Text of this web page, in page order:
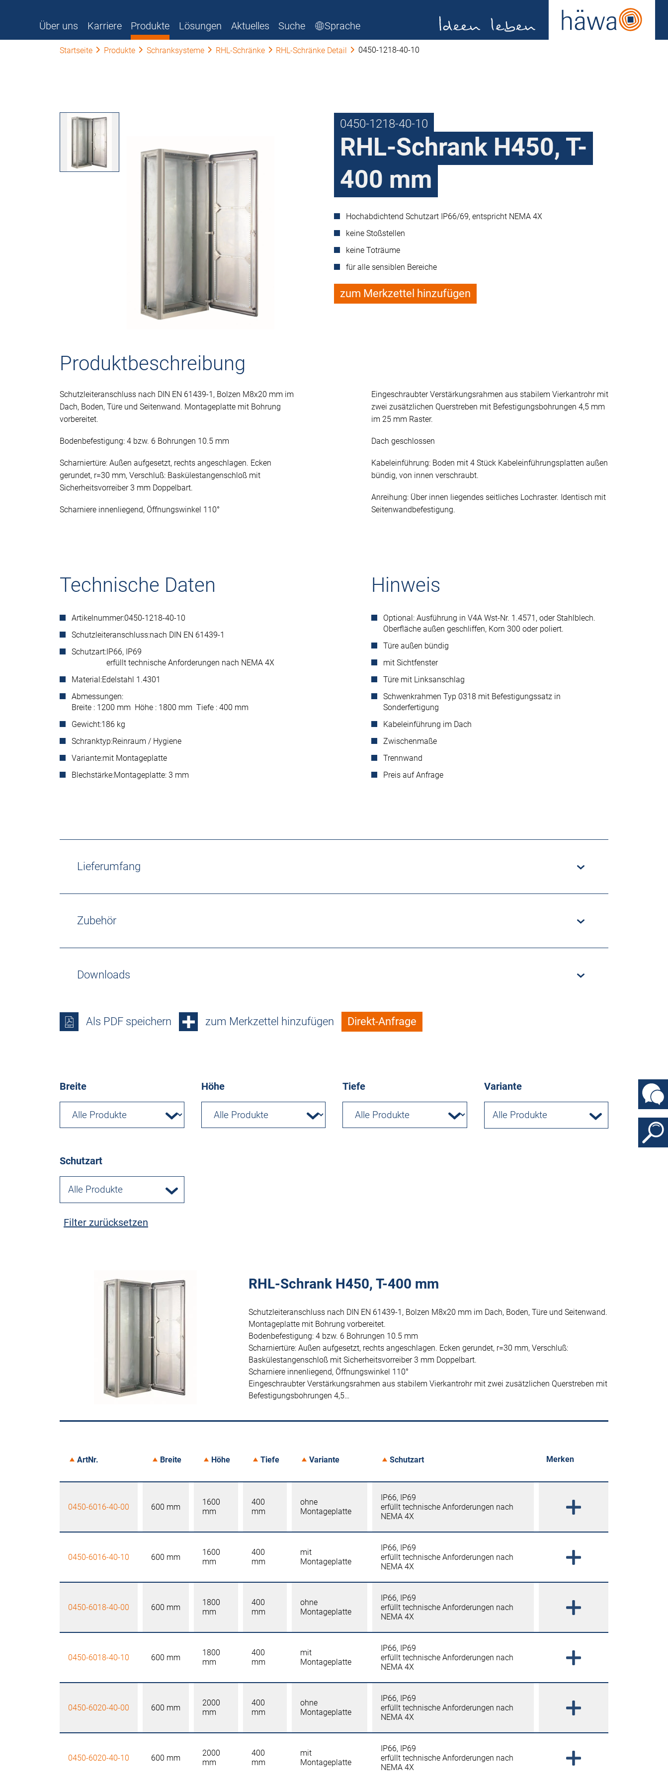
Über uns Karriere Produkte Lösungen Aktuelles Suche Sprache
Startseite Produkte Schranksysteme RHL-Schränke RHL-Schränke Detail 0450-1218-40-10
0450-1218-40-10
RHL-Schrank H450, T-
400 mm
Hochabdichtend Schutzart IP66/69, entspricht NEMA 4X
keine Stoßstellen
keine Toträume
für alle sensiblen Bereiche
zum Merkzettel hinzufügen
Produktbeschreibung
Schutzleiteranschluss nach DIN EN 61439-1, Bolzen M8x20 mm im
Dach, Boden, Türe und Seitenwand. Montageplatte mit Bohrung
vorbereitet.
Bodenbefestigung: 4 bzw. 6 Bohrungen 10.5 mm
Scharniertüre: Außen aufgesetzt, rechts angeschlagen. Ecken
gerundet, r=30 mm, Verschluß: Baskülestangenschloß mit
Sicherheitsvorreiber 3 mm Doppelbart.
Scharniere innenliegend, Öffnungswinkel 110°
Eingeschraubter Verstärkungsrahmen aus stabilem Vierkantrohr mit
zwei zusätzlichen Querstreben mit Befestigungsbohrungen 4,5 mm
im 25 mm Raster.
Dach geschlossen
Kabeleinführung: Boden mit 4 Stück Kabeleinführungsplatten außen
bündig, von innen verschraubt.
Anreihung: Über innen liegendes seitliches Lochraster. Identisch mit
Seitenwandbefestigung.
Technische Daten
Artikelnummer:0450-1218-40-10
Schutzleiteranschluss:nach DIN EN 61439-1
Schutzart:IP66, IP69
erfüllt technische Anforderungen nach NEMA 4X
Material:Edelstahl 1.4301
Abmessungen:
Breite : 1200 mm Höhe : 1800 mm Tiefe : 400 mm
Gewicht:186 kg
Schranktyp:Reinraum / Hygiene
Variante:mit Montageplatte
Blechstärke:Montageplatte: 3 mm
Hinweis
Optional: Ausführung in V4A Wst-Nr. 1.4571, oder Stahlblech.
Oberfläche außen geschliffen, Korn 300 oder poliert.
Türe außen bündig
mit Sichtfenster
Türe mit Linksanschlag
Schwenkrahmen Typ 0318 mit Befestigungssatz in
Sonderfertigung
Kabeleinführung im Dach
Zwischenmaße
Trennwand
Preis auf Anfrage
Lieferumfang
Zubehör
Downloads
Als PDF speichern zum Merkzettel hinzufügen Direkt-Anfrage
Breite Höhe Tiefe Variante
Alle Produkte
Schutzart
Alle Produkte
Filter zurücksetzen
RHL-Schrank H450, T-400 mm
Schutzleiteranschluss nach DIN EN 61439-1, Bolzen M8x20 mm im Dach, Boden, Türe und Seitenwand.
Montageplatte mit Bohrung vorbereitet.
Bodenbefestigung: 4 bzw. 6 Bohrungen 10.5 mm
Scharniertüre: Außen aufgesetzt, rechts angeschlagen. Ecken gerundet, r=30 mm, Verschluß:
Baskülestangenschloß mit Sicherheitsvorreiber 3 mm Doppelbart.
Scharniere innenliegend, Öffnungswinkel 110°
Eingeschraubter Verstärkungsrahmen aus stabilem Vierkantrohr mit zwei zusätzlichen Querstreben mit
Befestigungsbohrungen 4,5…
ArtNr. Breite Höhe Tiefe Variante Schutzart Merken
0450-6016-40-00 600 mm
1600
mm
400
mm
ohne
Montageplatte
IP66, IP69
erfüllt technische Anforderungen nach
NEMA 4X
0450-6016-40-10 600 mm
1600
mm
400
mm
mit
Montageplatte
IP66, IP69
erfüllt technische Anforderungen nach
NEMA 4X
0450-6018-40-00 600 mm
1800
mm
400
mm
ohne
Montageplatte
IP66, IP69
erfüllt technische Anforderungen nach
NEMA 4X
0450-6018-40-10 600 mm
1800
mm
400
mm
mit
Montageplatte
IP66, IP69
erfüllt technische Anforderungen nach
NEMA 4X
0450-6020-40-00 600 mm
2000
mm
400
mm
ohne
Montageplatte
IP66, IP69
erfüllt technische Anforderungen nach
NEMA 4X
0450-6020-40-10 600 mm
2000
mm
400
mm
mit
Montageplatte
IP66, IP69
erfüllt technische Anforderungen nach
NEMA 4X